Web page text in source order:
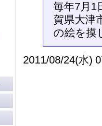
毎年7月1
賀県大津
の絵を摸
2011/08/24(水)